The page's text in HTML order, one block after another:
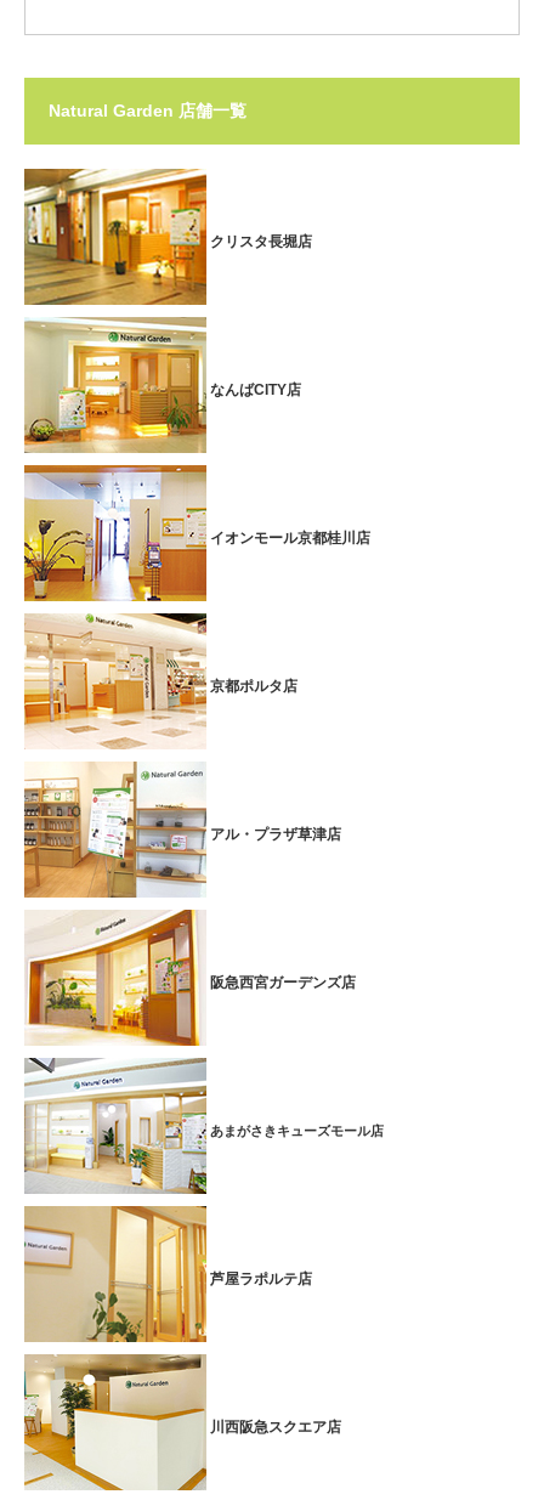
Natural Garden 店舗一覧
クリスタ長堀店
なんばCITY店
イオンモール京都桂川店
京都ポルタ店
アル・プラザ草津店
阪急西宮ガーデンズ店
あまがさきキューズモール店
芦屋ラポルテ店
川西阪急スクエア店